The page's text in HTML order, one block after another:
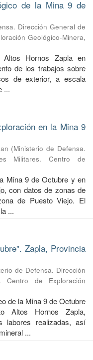
de la Mina 9 de
Dirección General de
Geológico-Minera,
Altos Hornos Zapla en
de los trabajos sobre
de exterior, a escala
...
en la Mina 9
(Ministerio de Defensa.
Militares. Centro de
Mina 9 de Octubre y en
con datos de zonas de
de Puesto Viejo. El
...
Zapla, Provincia
de Defensa. Dirección
Centro de Exploración
de la Mina 9 de Octubre
Altos Hornos Zapla,
labores realizadas, así
...